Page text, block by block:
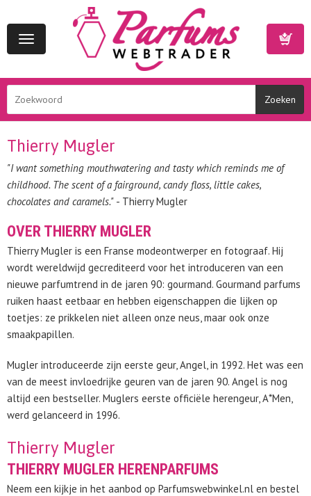
Toggle
navigation
Thierry Mugler
"I want something mouthwatering and tasty which reminds me of
childhood. The scent of a fairground, candy floss, little cakes,
chocolates and caramels." - Thierry Mugler
OVER THIERRY MUGLER
Thierry Mugler is een Franse modeontwerper en fotograaf. Hij
wordt wereldwijd gecrediteerd voor het introduceren van een
nieuwe parfumtrend in de jaren 90: gourmand. Gourmand parfums
ruiken haast eetbaar en hebben eigenschappen die lijken op
toetjes: ze prikkelen niet alleen onze neus, maar ook onze
smaakpapillen.
Mugler introduceerde zijn eerste geur, Angel, in 1992. Het was een
van de meest invloedrijke geuren van de jaren 90. Angel is nog
altijd een bestseller. Muglers eerste officiële herengeur, A*Men,
werd gelanceerd in 1996.
Thierry Mugler
THIERRY MUGLER HERENPARFUMS
Neem een kijkje in het aanbod op Parfumswebwinkel.nl en bestel